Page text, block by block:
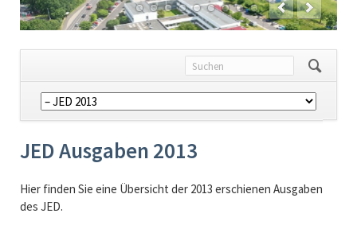
Navigation
überspringen
JED Ausgaben 2013
Hier finden Sie eine Übersicht der 2013 erschienen Ausgaben
des JED.